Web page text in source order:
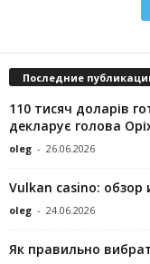
Последние
110 тисяч доларів
декларує голова
oleg - 26.06.2026
Vulkan casino:
oleg - 24.06.2026
Як правильно